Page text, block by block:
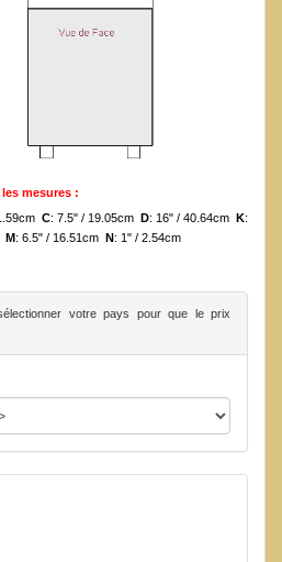
les mesures :
C: 7.5" / 19.05cm D: 16" / 40.64cm K:
M : 6.5" / 16.51cm N : 1" / 2.54cm
votre pays pour que le prix